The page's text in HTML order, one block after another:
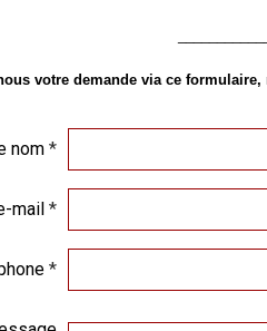
votre demande via ce
nom
mail